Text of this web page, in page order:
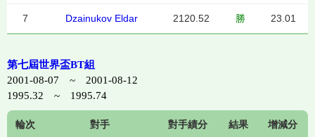
7 Dzainukov Eldar 2120.52 勝 23.01
第七屆世界盃BT組
2001-08-07 ~ 2001-08-12
1995.32 ~ 1995.74
輪次 對手 對手績分 結果 增減分